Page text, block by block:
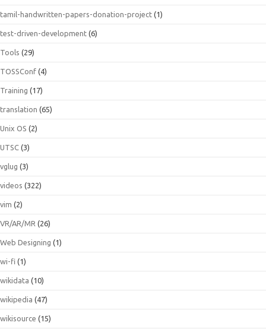
tamil-handwritten-papers-donation-project (1)
test-driven-development (6)
Tools (29)
TOSSConf (4)
Training (17)
translation (65)
Unix OS (2)
UTSC (3)
vglug (3)
videos (322)
vim (2)
VR/AR/MR (26)
Web Designing (1)
wi-fi (1)
wikidata (10)
wikipedia (47)
wikisource (15)